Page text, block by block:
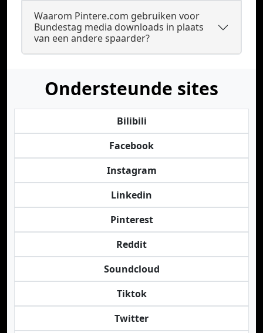
Waarom Pintere.com gebruiken voor
Bundestag media downloads in plaats
van een andere spaarder?
Ondersteunde sites
Bilibili
Facebook
Instagram
Linkedin
Pinterest
Reddit
Soundcloud
Tiktok
Twitter